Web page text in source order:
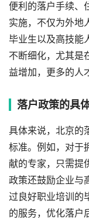
便利的落户手续、
实施，不仅为外地
毕业生以及高技能
不断细化，尤其是
益增加，更多的人
落户政策的具
具体来说，北京的
标准。例如，对于
献的专家，只需提
政策还鼓励企业与
过良好职业培训的
的服务，优化落户